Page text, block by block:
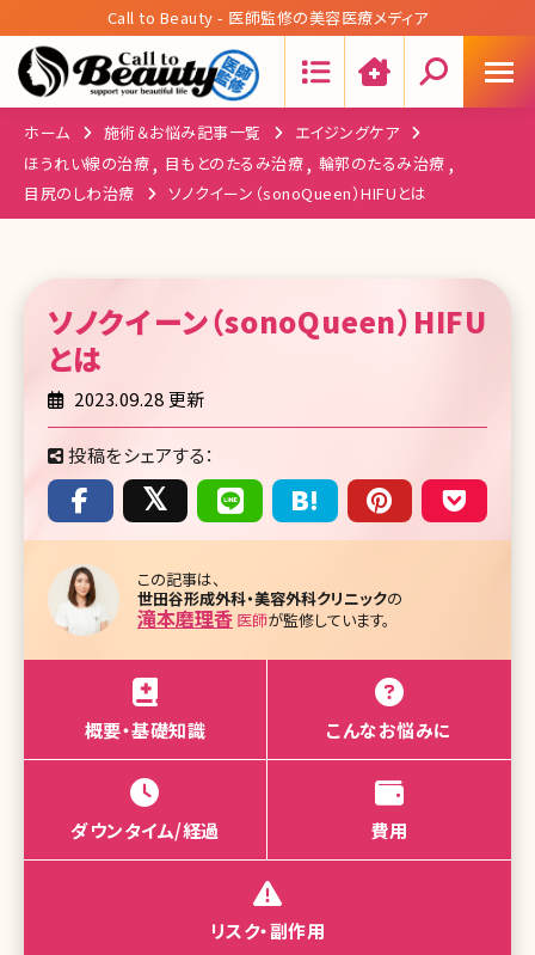
Call to Beauty - 医師監修の美容医療メディア
ホーム 施術＆お悩み記事一覧
エイジングケア
ほうれい線の治療
目もとのたるみ治療
輪郭のたるみ治療
目尻のしわ治療
ソノクイーン（sonoQueen）HIFUとは
ソノクイーン（sonoQueen）HIFU
とは
2023.09.28 更新
投稿をシェアする：
この記事は、
世田谷形成外科・美容外科クリニックの
滝本磨理香 医師が監修しています。
概要・基礎知識 こんなお悩みに
ダウンタイム/経過 費用
リスク・副作用